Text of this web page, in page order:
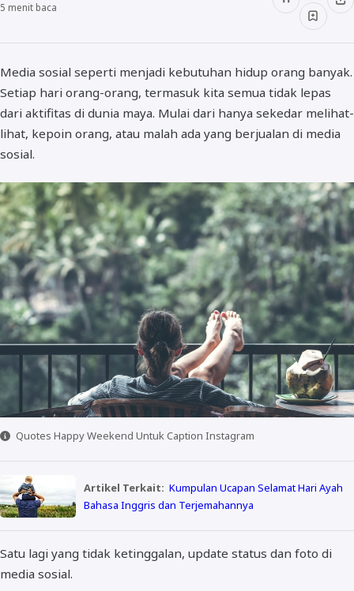
5 menit baca
Media sosial seperti menjadi kebutuhan hidup orang banyak.
Setiap hari orang-orang, termasuk kita semua tidak lepas
dari aktifitas di dunia maya. Mulai dari hanya sekedar melihat-
lihat, kepoin orang, atau malah ada yang berjualan di media
sosial.
Quotes Happy Weekend Untuk Caption Instagram
Artikel Terkait: Kumpulan Ucapan Selamat Hari Ayah
Bahasa Inggris dan Terjemahannya
Satu lagi yang tidak ketinggalan, update status dan foto di
media sosial.